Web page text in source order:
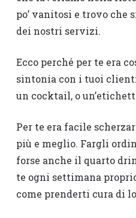
po’ vanitosi e trovo che
dei nostri servizi.
Ecco perché per te era
sintonia con i tuoi
un cocktail, o
Per te era facile
più e meglio. Fargli
forse anche il quarto
te ogni settimana
come prenderti cura di